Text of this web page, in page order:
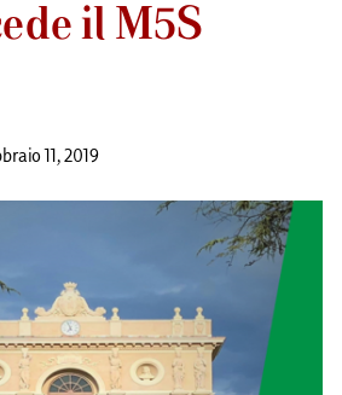
il M5S
11, 2019